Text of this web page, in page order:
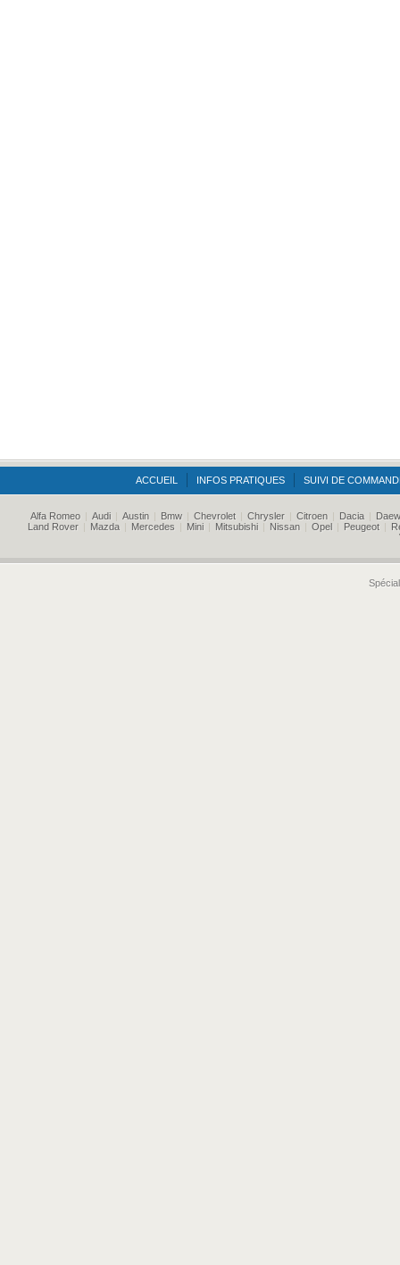
ACCUEIL INFOS PRATIQUES SUIVI DE
Alfa Romeo | Audi | Austin | Bmw | Chevrolet | Chrysler | Citroen | Dacia |
Land Rover | Mazda | Mercedes | Mini | Mitsubishi | Nissan | Opel | Peugeot |